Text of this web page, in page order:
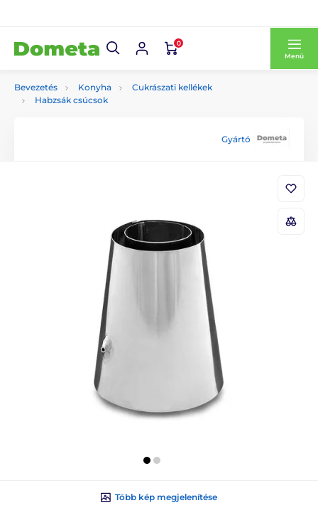
0
Menü
Bevezetés Konyha
Cukrászati kellékek
Habzsák csúcsok
Gyártó
Több kép megjelenítése